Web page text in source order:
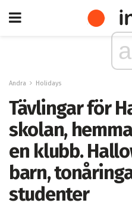
Andra Holidays
Tävlingar för
skolan,
en klubb.
barn,
studenter